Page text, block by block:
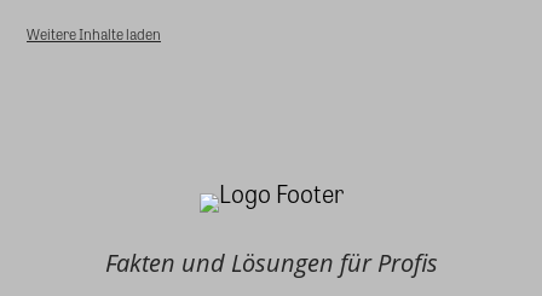
Weitere Inhalte laden
Fakten und Lösungen für Profis